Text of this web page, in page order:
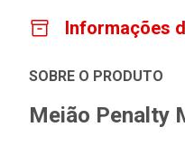
Informações
SOBRE O PRODUTO
Meião Penalty